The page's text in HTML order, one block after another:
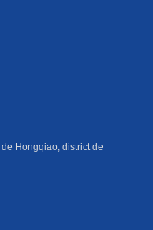
Hongqiao, district de